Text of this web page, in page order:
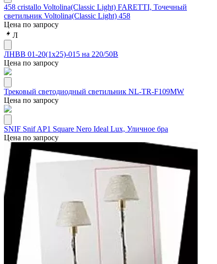
458 cristallo Voltolina(Classic Light) FARETTI, Точечный
светильник Voltolina(Classic Light) 458
Цена по запросу
Л
ЛНВВ 01-20(1х25)-015 на 220/50В
Цена по запросу
Трековый светодиодный светильник NL-TR-F109MW
Цена по запросу
SNIF Snif AP1 Square Nero Ideal Lux, Уличное бра
Цена по запросу